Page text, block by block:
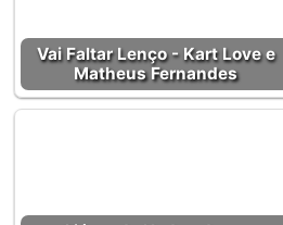
Vai Faltar Lenço - Kart Love e
Matheus Fernandes